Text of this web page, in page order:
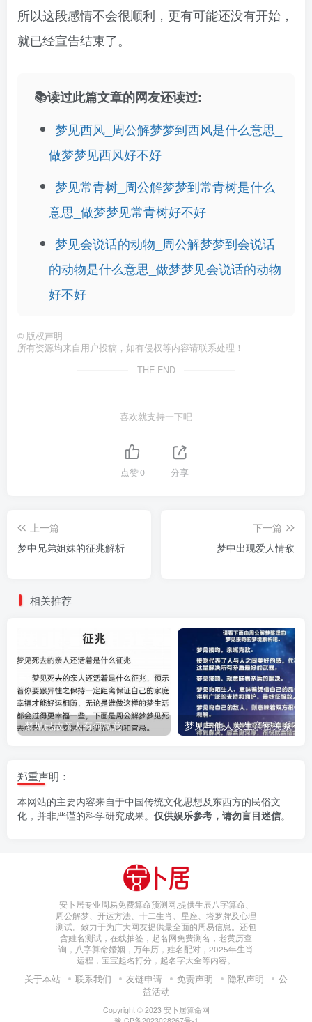
所以这段感情不会很顺利，更有可能还没有开始，
就已经宣告结束了。
📚读过此篇文章的网友还读过:
梦见西风_周公解梦梦到西风是什么意思_
做梦梦见西风好不好
梦见常青树_周公解梦梦到常青树是什么
意思_做梦梦见常青树好不好
梦见会说话的动物_周公解梦梦到会说话
的动物是什么意思_做梦梦见会说话的动物
好不好
© 版权声明
所有资源均来自用户投稿，如有侵权等内容请联系处理！
THE END
喜欢就支持一下吧
点赞0 分享
上一篇
梦中兄弟姐妹的征兆解析
下一篇
梦中出现爱人情敌
相关推荐
梦见已故亲人有何寓意
郑重声明：
本网站的主要内容来自于中国传统文化思想及东西方的民俗文
化，并非严谨的科学研究成果。 仅供娱乐参考，请勿盲目迷信。
安卜居专业周易免费算命预测网,提供生辰八字算命、
周公解梦、开运方法、十二生肖、星座、塔罗牌及心理
测试。致力于为广大网友提供最全面的周易信息。还包
含姓名测试，在线抽签，起名网免费测名，老黄历查
询，八字算命婚姻，万年历，姓名配对，2025年生肖
运程，宝宝起名打分，起名字大全等内容。
关于本站 联系我们 友链申请 免责声明 隐私声明
公
益活动
Copyright © 2023 安卜居算命网